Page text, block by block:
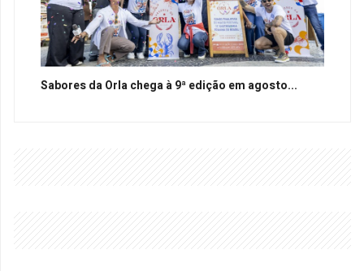
Sabores da Orla chega à 9ª edição em agosto...